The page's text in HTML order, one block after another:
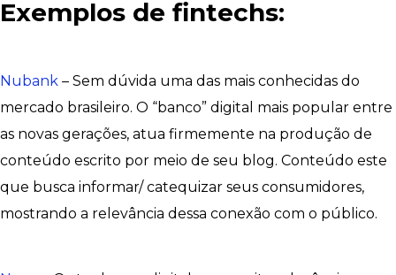
Exemplos de fintechs:
Nubank – Sem dúvida uma das mais conhecidas do
mercado brasileiro. O “banco” digital mais popular entre
as novas gerações, atua firmemente na produção de
conteúdo escrito por meio de seu blog. Conteúdo este
que busca informar/ catequizar seus consumidores,
mostrando a relevância dessa conexão com o público.